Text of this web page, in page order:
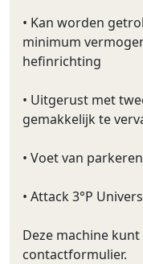
• Kan worden
minimum
hefinrichting
• Uitgerust met
gemakkelijk te
• Voet van parkeren
• Attack 3°P
Deze machine
contactformulier.